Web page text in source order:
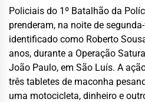
Policiais do 1º Batalhão da
prenderam, na noite de
identificado como Roberto
anos, durante a Operação
João Paulo, em São Luís. A
três tabletes de maconha
uma motocicleta, dinheiro e